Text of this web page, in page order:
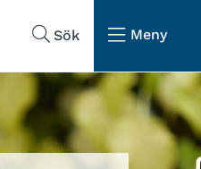
Sök
Meny